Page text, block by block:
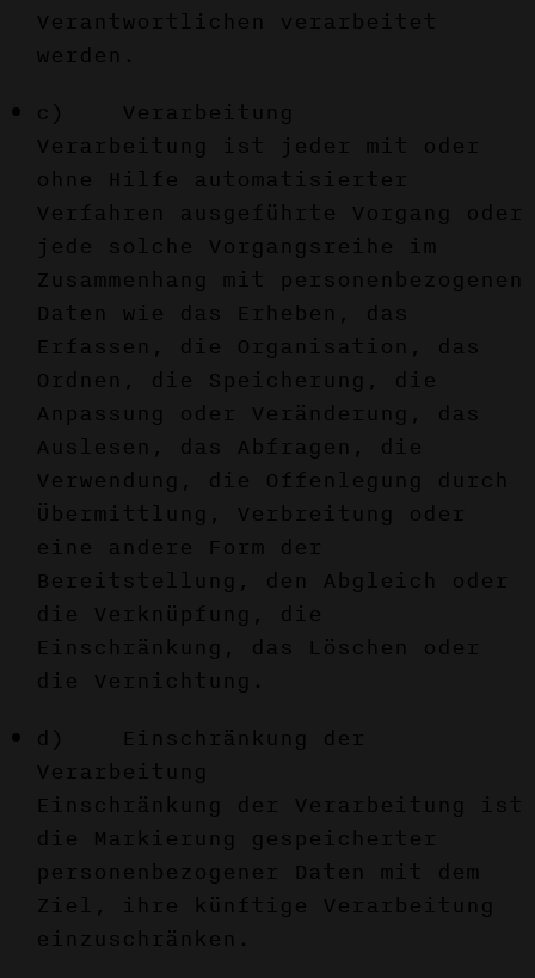
Verantwortlichen verarbeitet
werden.
c) Verarbeitung
Verarbeitung ist jeder mit oder
ohne Hilfe automatisierter
Verfahren ausgeführte Vorgang oder
jede solche Vorgangsreihe im
Zusammenhang mit personenbezogenen
Daten wie das Erheben, das
Erfassen, die Organisation, das
Ordnen, die Speicherung, die
Anpassung oder Veränderung, das
Auslesen, das Abfragen, die
Verwendung, die Offenlegung durch
Übermittlung, Verbreitung oder
eine andere Form der
Bereitstellung, den Abgleich oder
die Verknüpfung, die
Einschränkung, das Löschen oder
die Vernichtung.
d) Einschränkung der
Verarbeitung
Einschränkung der Verarbeitung ist
die Markierung gespeicherter
personenbezogener Daten mit dem
Ziel, ihre künftige Verarbeitung
einzuschränken.